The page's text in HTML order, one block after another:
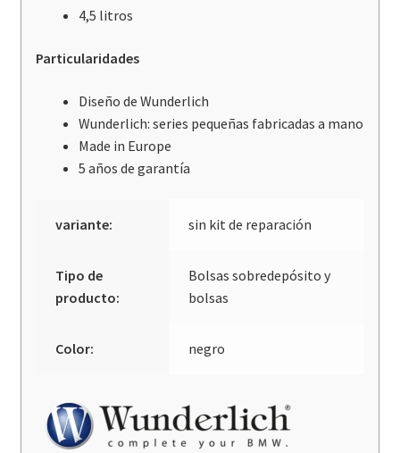
4,5 litros
Particularidades
Diseño de Wunderlich
Wunderlich: series pequeñas fabricadas a mano
Made in Europe
5 años de garantía
variante: sin kit de reparación
Tipo de
producto:
Bolsas sobredepósito y
bolsas
Color: negro